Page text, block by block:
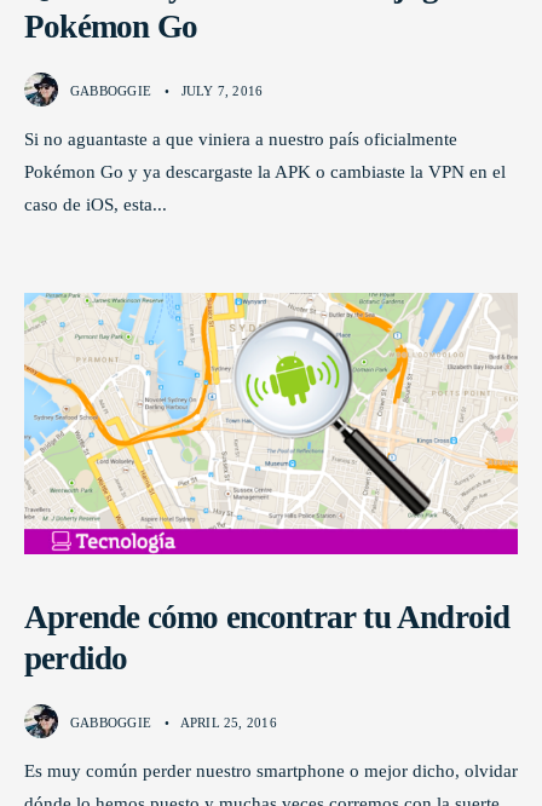
Pokémon Go
GABBOGGIE • JULY 7, 2016
Si no aguantaste a que viniera a nuestro país oficialmente
Pokémon Go y ya descargaste la APK o cambiaste la VPN en el
caso de iOS, esta...
Aprende cómo encontrar tu Android
perdido
GABBOGGIE • APRIL 25, 2016
Es muy común perder nuestro smartphone o mejor dicho, olvidar